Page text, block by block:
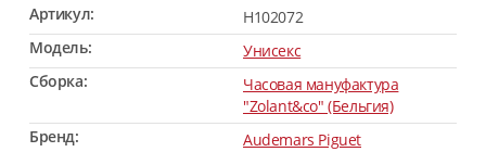
Артикул:
H102072
Модель:
Унисекс
Сборка:
Часовая мануфактура
"Zolant&co" (Бельгия)
Бренд:
Audemars Piguet